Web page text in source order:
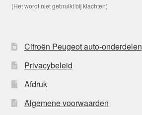
(Het wordt niet gebruikt bij klachten)
Citroën Peugeot auto-onderdelen
Privacybeleid
Afdruk
Algemene voorwaarden